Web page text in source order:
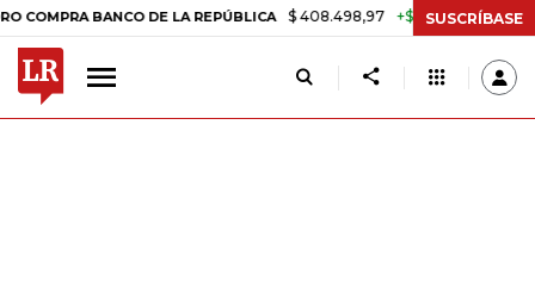
BANCO DE LA REPÚBLICA $ 408.498,97 +$ 8.753,81 +2,19%
SUSCRÍBASE